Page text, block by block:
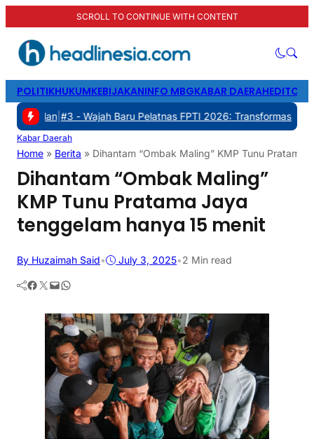
SCROLL TO CONTINUE WITH CONTENT
POLITIKHUKUMKEBIJAKANINFO MBGKABAR DAERAH
Wajah Baru Pelatnas FPTI 2026: Transformasi Manajemen,
Kabar Daerah
Home » Berita » Dihantam “Ombak Maling” KMP Tunu Pratama
Dihantam “Ombak Maling”
KMP Tunu Pratama Jaya
tenggelam hanya 15 menit
By Huzaimah Said• July 3, 2025•2 Min read
Facebook Twitter Mail WhatsApp